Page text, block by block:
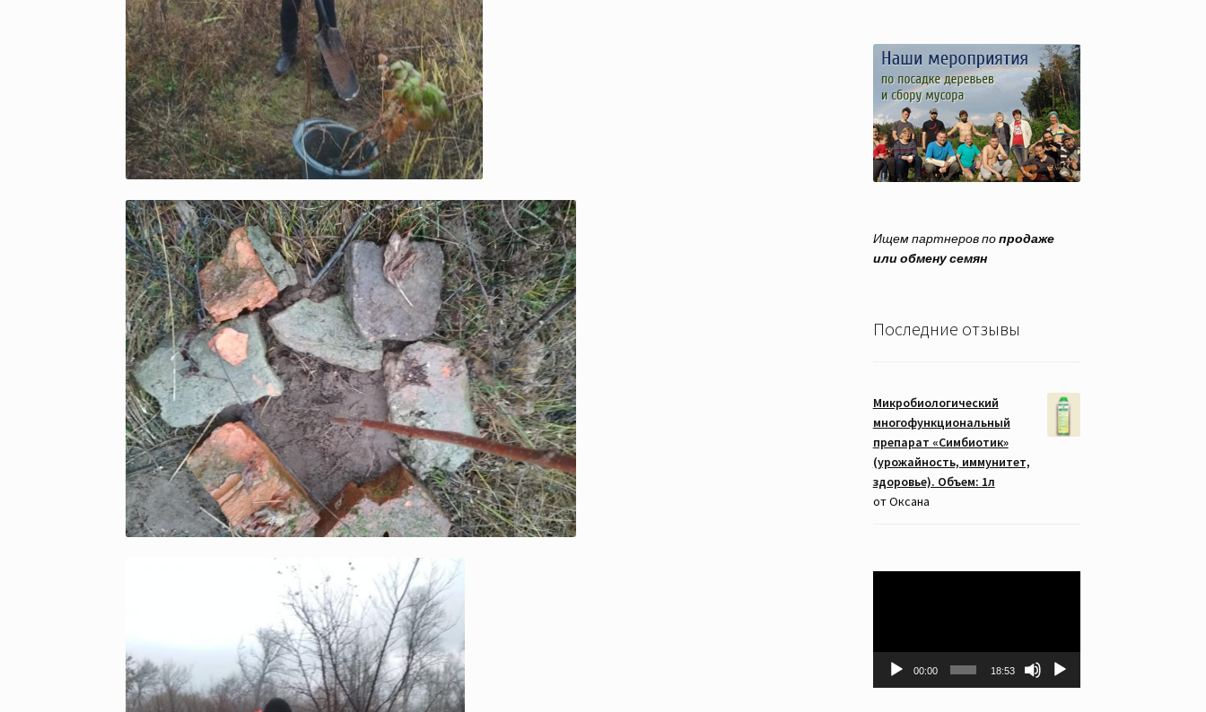
Ищем партнеров попродаже
или обмену семян
Последние отзывы
Микробиологический
многофункциональный
препарат «Симбиотик»
(урожайность, иммунитет,
здоровье). Объем: 1л
от Оксана
00:00 18:53